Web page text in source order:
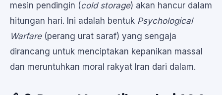
mesin pendingin (cold storage) akan hancur dalam
hitungan hari. Ini adalah bentuk Psychological
Warfare(perang urat saraf) yang sengaja
dirancang untuk menciptakan kepanikan massal
dan meruntuhkan moral rakyat Iran dari dalam.